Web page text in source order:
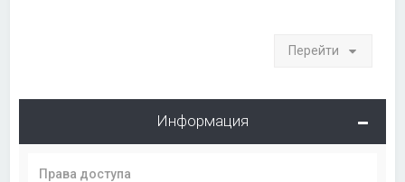
Перейти
Информация
Права доступа